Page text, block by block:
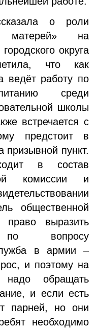
о роли
матерей» на
округа
что как
ведёт работу по
среди
школы
встречается с
предстоит в
пункт.
в состав
комиссии и
общественной
право выразить
вопросу
в армии –
и поэтому на
надо обращать
и если есть
парней, но они
необходимо